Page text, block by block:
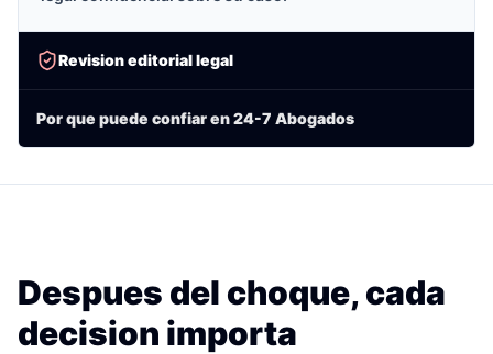
Revision editorial legal
Por que puede confiar en 24-7 Abogados
Despues del choque, cada
decision importa